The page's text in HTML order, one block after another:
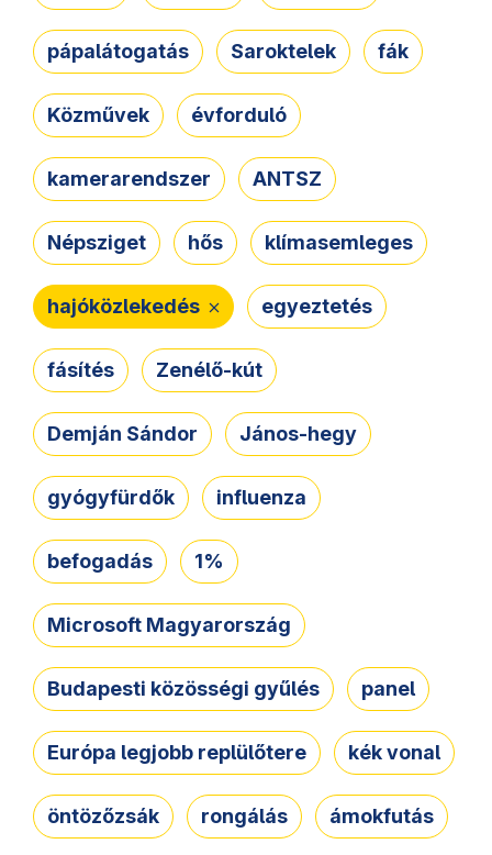
pápalátogatás Saroktelek fák
Közművek évforduló
kamerarendszer ANTSZ
Népsziget hős klímasemleges
hajóközlekedés egyeztetés
fásítés Zenélő-kút
Demján Sándor János-hegy
gyógyfürdők influenza
befogadás 1%
Microsoft Magyarország
Budapesti közösségi gyűlés panel
Európa legjobb replülőtere kék vonal
öntözőzsák rongálás ámokfutás